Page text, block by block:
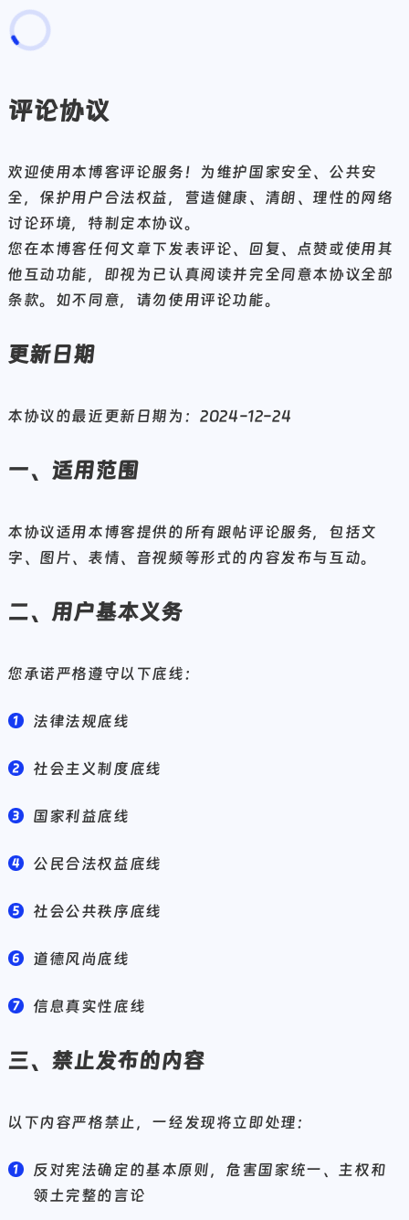
页面加载中
评论协议
欢迎使用本博客评论服务！为维护国家安全、公共安
全，保护用户合法权益，营造健康、清朗、理性的网络
讨论环境，特制定本协议。
您在本博客任何文章下发表评论、回复、点赞或使用其
他互动功能，即视为已认真阅读并完全同意本协议全部
条款。如不同意，请勿使用评论功能。
更新日期
本协议的最近更新日期为：2024-12-24
一、适用范围
本协议适用本博客提供的所有跟帖评论服务，包括文
字、图片、表情、音视频等形式的内容发布与互动。
二、用户基本义务
您承诺严格遵守以下底线：
法律法规底线
社会主义制度底线
国家利益底线
公民合法权益底线
社会公共秩序底线
道德风尚底线
信息真实性底线
三、禁止发布的内容
以下内容严格禁止，一经发现将立即处理：
反对宪法确定的基本原则，危害国家统一、主权和
领土完整的言论
文章标签
深色模式